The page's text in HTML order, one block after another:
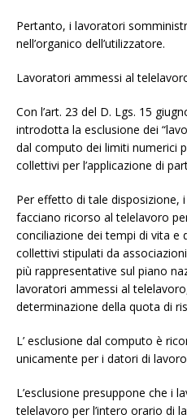
Pertanto, i lavoratori
nell’organico dell’utilizzatore.
Lavoratori ammessi al
Con l’art. 23 del D. Lgs. 15
introdotta la esclusione dei
dal computo dei limiti numerici
collettivi per l’applicazione di
Per effetto di tale disposizione,
facciano ricorso al telelavoro
conciliazione dei tempi di vita e
collettivi stipulati da
più rappresentative sul piano
lavoratori ammessi al
determinazione della quota di
L’ esclusione dal computo è
unicamente per i datori di
L’esclusione presuppone che i
telelavoro per l’intero orario di